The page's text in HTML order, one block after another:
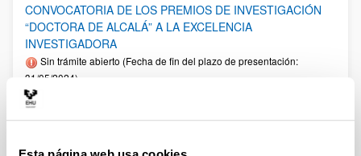
CONVOCATORIA DE LOS PREMIOS DE INVESTIGACIÓN
“DOCTORA DE ALCALÁ” A LA EXCELENCIA
INVESTIGADORA
Sin trámite abierto (Fecha de fin del plazo de presentación:
31/05/2024)
Programa Ikertalent 2022 - Ayudas de formación a personal
investigador y personal tecnólogo en el ámbito científico-
alimentario